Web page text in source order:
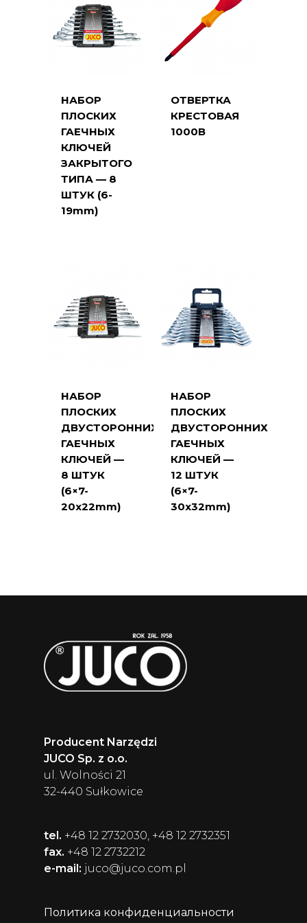
НАБОР
ПЛОСКИХ
ГАЕЧНЫХ
КЛЮЧЕЙ
ЗАКРЫТОГО
ТИПА — 8
ШТУК (6-
19mm)
ОТВЕРТКА
КРЕСТОВАЯ
1000В
НАБОР
ПЛОСКИХ
ДВУСТОРОННИХ
ГАЕЧНЫХ
КЛЮЧЕЙ —
8 ШТУК
(6×7-
20x22mm)
НАБОР
ПЛОСКИХ
ДВУСТОРОННИХ
ГАЕЧНЫХ
КЛЮЧЕЙ —
12 ШТУК
(6×7-
30x32mm)
Producent Narzędzi
JUCO Sp. z o.o.
ul. Wolności 21
32-440 Sułkowice
tel. +48 12 2732030, +48 12 2732351
fax. +48 12 2732212
e-mail: juco@juco.com.pl
Политика конфиденциальности